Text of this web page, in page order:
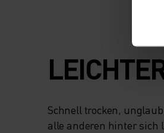
Schnell trocken,
alle anderen hinter sich